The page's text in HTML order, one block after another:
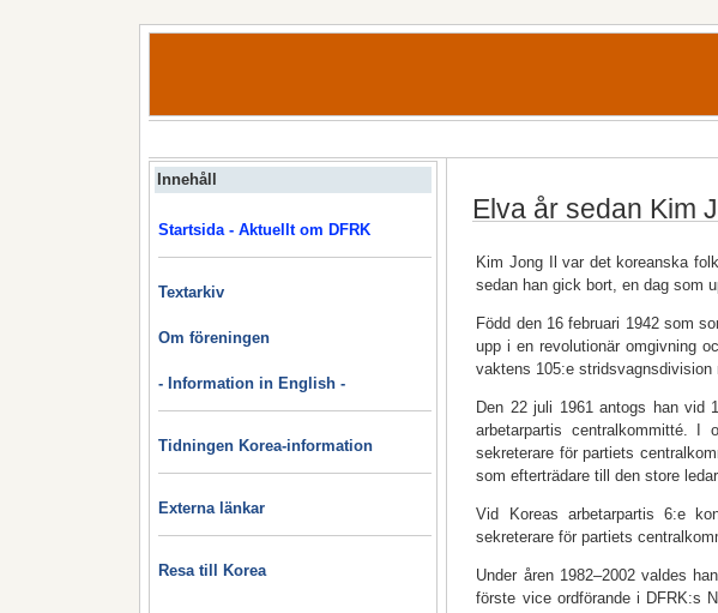
Innehåll
Startsida - Aktuellt om DFRK
Textarkiv
Om föreningen
- Information in English -
Tidningen Korea-information
Externa länkar
Resa till Korea
Elva år sedan Kim
Kim Jong Il var det koreanska
sedan han gick bort, en dag som
Född den 16 februari 1942 som
upp i en revolutionär omgivning
vaktens 105:e stridsvagnsdivision
Den 22 juli 1961 antogs han vid
arbetarpartis centralkommitté. I
sekreterare för partiets
som efterträdare till den store
Vid Koreas arbetarpartis 6:e
sekreterare för partiets
Under åren 1982–2002 valdes
förste vice ordförande i DFRK:s